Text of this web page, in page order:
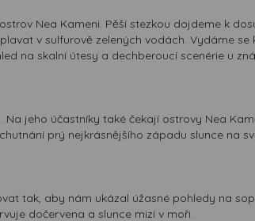
Nea Kameni. Pěší stezkou dojdeme k
v sulfurově zelených vodách. Vydáme
na skalní útesy a dechberoucí scenérie u
jeho účastníky také čekají ostrovy Nea
prý nejkrásnějšího západu slunce na
tak, aby nám ukázal úžasné pohledy na
dočervena a slunce mizí v moři.